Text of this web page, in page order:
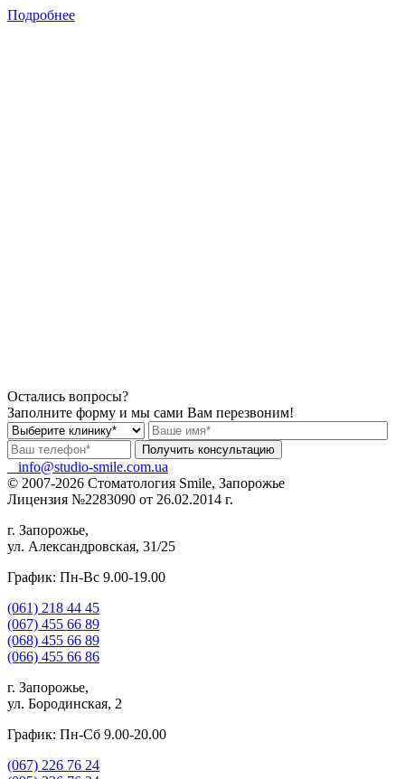
Подробнее
Остались вопросы?
Заполните форму и мы сами Вам перезвоним!
info@studio-smile.com.ua
© 2007-2026 Стоматология Smile, Запорожье
Лицензия №2283090 от 26.02.2014 г.
г. Запорожье,
ул. Александровская, 31/25
График: Пн-Вс 9.00-19.00
(061) 218 44 45
(067) 455 66 89
(068) 455 66 89
(066) 455 66 86
г. Запорожье,
ул. Бородинская, 2
График: Пн-Сб 9.00-20.00
(067) 226 76 24